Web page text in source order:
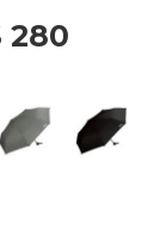
280